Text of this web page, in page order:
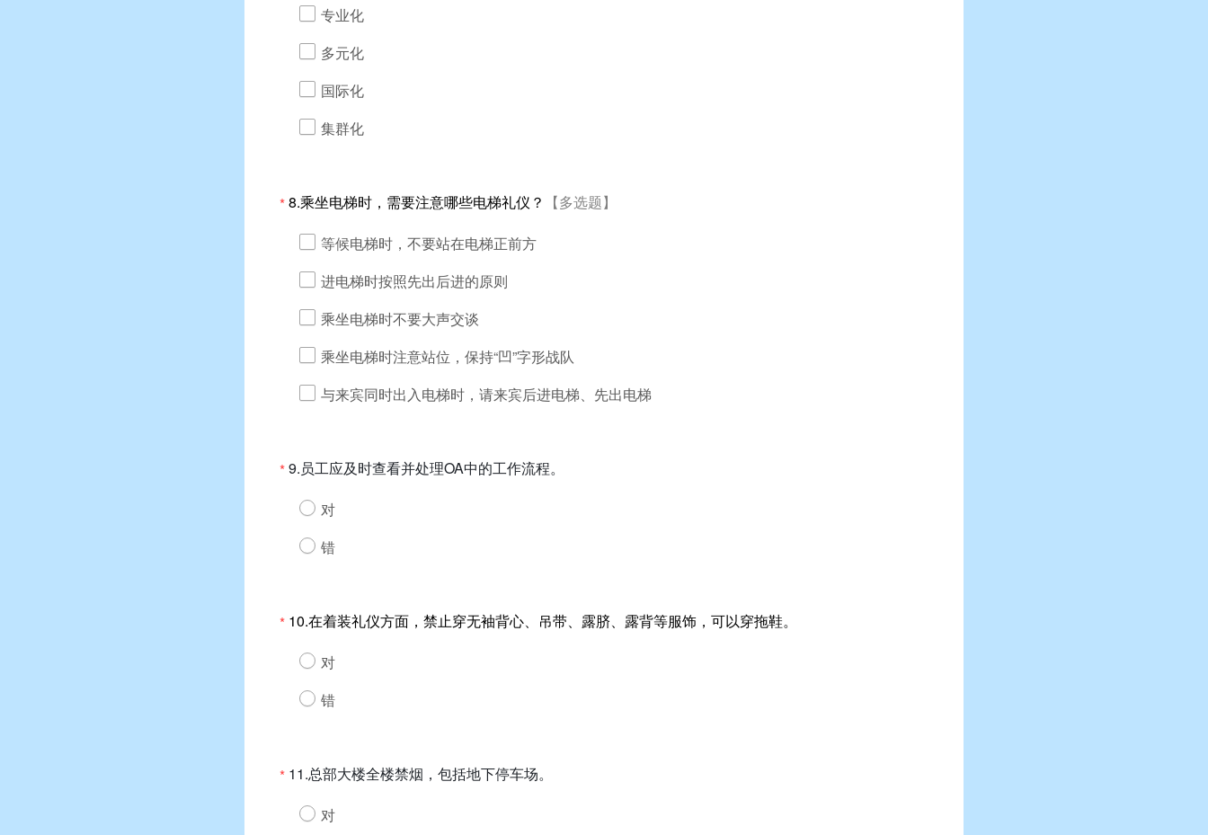
专业化
多元化
国际化
集群化
*8.乘坐电梯时，需要注意哪些电梯礼仪？
【多选题】
等候电梯时，不要站在电梯正前方
进电梯时按照先出后进的原则
乘坐电梯时不要大声交谈
乘坐电梯时注意站位，保持“凹”字形战队
与来宾同时出入电梯时，请来宾后进电梯、先出电梯
*9.员工应及时查看并处理OA中的工作流程。
对
错
* 10.在着装礼仪方面，禁止穿无袖背心、吊带、露脐、露背等服饰，可以穿拖鞋。
对
错
* 11.总部大楼全楼禁烟，包括地下停车场。
对